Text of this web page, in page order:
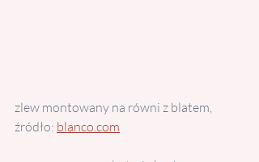
zlew montowany na równi z blatem,
źródło: blanco.com